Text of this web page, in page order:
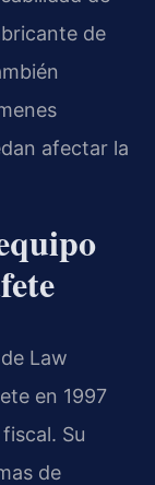
de
afectar la
Law
en 1997
Su
de